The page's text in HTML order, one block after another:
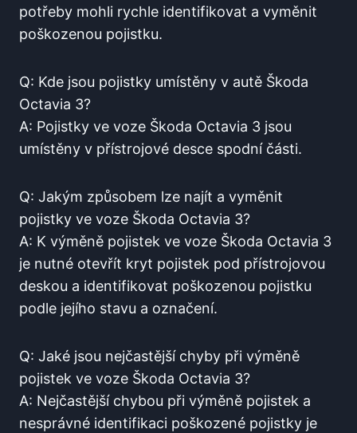
potřeby mohli rychle identifikovat ⁤a vyměnit
poškozenou pojistku.
Q: Kde jsou pojistky umístěny v autě ⁣Škoda⁣
Octavia 3?
A:⁤ Pojistky ve voze Škoda Octavia 3 jsou
umístěny ⁤v ⁤přístrojové desce spodní části.
Q: Jakým způsobem lze najít a ​vyměnit
pojistky ve voze Škoda Octavia 3?
A: K výměně pojistek ve voze Škoda ​Octavia ⁢3
je nutné otevřít kryt pojistek pod přístrojovou
deskou a identifikovat poškozenou pojistku
podle jejího stavu ​a označení.
Q: ‌Jaké jsou nejčastější chyby při výměně ​
pojistek ve voze Škoda⁣ Octavia 3?
A: Nejčastější⁤ chybou při výměně pojistek a
nesprávné ​identifikaci poškozené pojistky je